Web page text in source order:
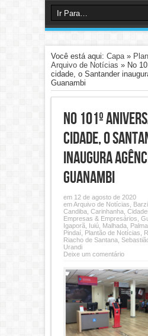
Você está aqui: Capa»
Arquivo de Notícias » No
cidade, o Santander
Guanambi
No 101º
cidade, o
inaugura
Guanambi
em 12 de agosto de 2020
emArquivo de Notícias
Candiba, Carinhanha,
Empresas & Empresários
Igaporã, Iuiú, Malhada,
Pindaí, Plantão de Notícias
Riacho de Santana,
Urandi
Deixe um comentário